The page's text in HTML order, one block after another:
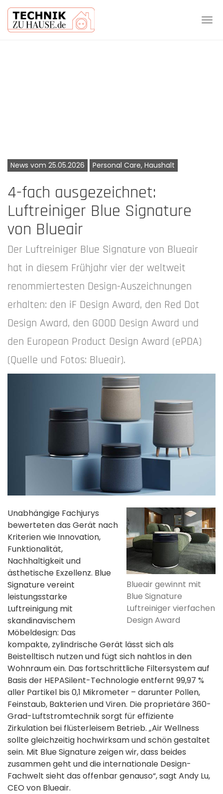
News vom 25.05.2026 Personal Care, Haushalt
4-fach ausgezeichnet:
Luftreiniger Blue Signature
von Blueair
Der Luftreiniger Blue Signature von Blueair
hat in diesem Frühjahr vier der weltweit
renommiertesten Design-Auszeichnungen
erhalten: den iF Design Award, den Red Dot
Design Award, den GOOD Design Award und
den European Product Design Award (ePDA)
(Quelle und Fotos: Blueair).
Blueair gewinnt mit
Blue Signature
Luftreiniger vierfachen
Design Award
Unabhängige Fachjurys
bewerteten das Gerät nach
Kriterien wie Innovation,
Funktionalität,
Nachhaltigkeit und
ästhetische Exzellenz. Blue
Signature vereint
leistungsstarke
Luftreinigung mit
skandinavischem
Möbeldesign: Das
kompakte, zylindrische Gerät lässt sich als
Beistelltisch nutzen und fügt sich nahtlos in den
Wohnraum ein. Das fortschrittliche Filtersystem auf
Basis der HEPASilent-Technologie entfernt 99,97 %
aller Partikel bis 0,1 Mikrometer – darunter Pollen,
Feinstaub, Bakterien und Viren. Die proprietäre 360-
Grad-Luftstromtechnik sorgt für effiziente
Zirkulation bei flüsterleisem Betrieb. „Air Wellness
sollte gleichzeitig hochwirksam und schön gestaltet
sein. Mit Blue Signature zeigen wir, dass beides
zusammen geht und die internationale Design-
Fachwelt sieht das offenbar genauso“, sagt Andy Lu,
CEO von Blueair.